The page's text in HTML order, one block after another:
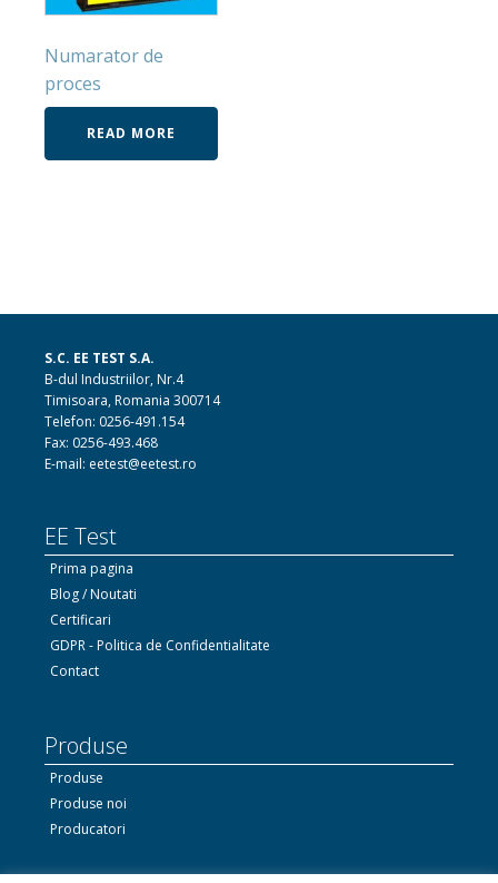
Numarator de
proces
READ MORE
S.C. EE TEST S.A.
B-dul Industriilor, Nr.4
Timisoara, Romania 300714
Telefon: 0256-491.154
Fax: 0256-493.468
E-mail: eetest@eetest.ro
EE Test
Prima pagina
Blog / Noutati
Certificari
GDPR - Politica de Confidentialitate
Contact
Produse
Produse
Produse noi
Producatori